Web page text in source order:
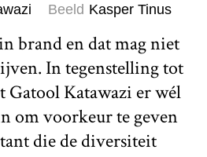
Beeld Kasper Tinus
brand en dat mag niet
In tegenstelling tot
Gatool Katawazi er wél
om voorkeur te geven
die de diversiteit